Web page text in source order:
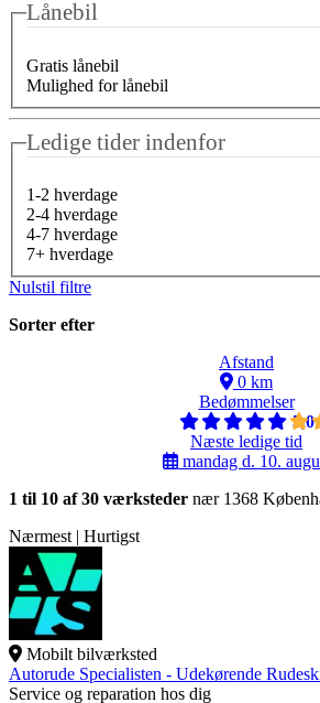
Lånebil
Gratis lånebil
Mulighed for lånebil
Ledige tider indenfor
1-2 hverdage
2-4 hverdage
4-7 hverdage
7+ hverdage
Nulstil filtre
Sorter efter
Afstand
0 km
Bedømmelser
5,0
Næste ledige tid
mandag d. 10.
1 til 10 af 30 værksteder nær 1368
Nærmest | Hurtigst
Mobilt bilværksted
Autorude Specialisten - Udekørende
Service og reparation hos dig